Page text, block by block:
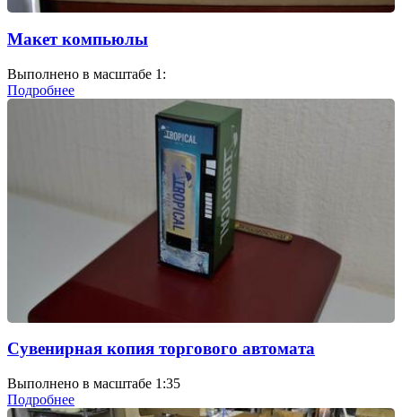
Макет компьюлы
Выполнено в масштабе 1:
Подробнее
Сувенирная копия торгового автомата
Выполнено в масштабе 1:35
Подробнее